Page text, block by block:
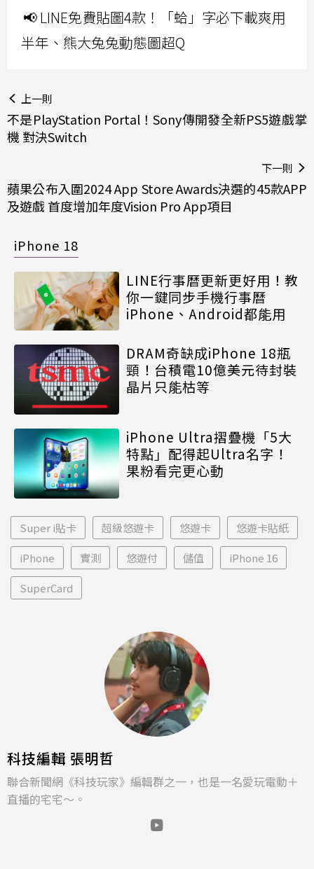
📢 LINE免費貼圖4款！「蛤」字必下載爽用
半年、熊大兔兔動態圖超Q
上一則
不是PlayStation Portal！Sony傳開發全新PS5遊戲掌
機 對決Switch
下一則
蘋果公布入圍2024 App Store Awards決選的45款APP
及遊戲 首度增加年度Vision Pro App項目
iPhone 18
LINE行事曆更新更好用！教
你一鍵同步手機行事曆
iPhone、Android都能用
DRAM奇缺成iPhone 18瓶
頸！台積電10億美元待封裝
晶片只能枯等
iPhone Ultra摺疊機「5大
特點」配得起Ultra名字！
果粉看完更心動
Super i貼卡 超級悠遊卡 悠遊卡 悠遊卡貼紙
iPhone 實測 悠遊付 儲值 iPhone 16
SuperCard
科技編輯 張明哲
聯合新聞網《科技玩家》編輯群之一，也是一名愛玩電動＋
直播的宅宅～。